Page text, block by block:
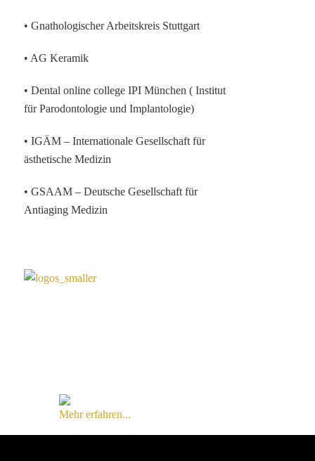
• Gnathologischer Arbeitskreis Stuttgart
• AG Keramik
• Dental online college IPI München ( Institut
für Parodontologie und Implantologie)
• IGÄM – Internationale Gesellschaft für
ästhetische Medizin
• GSAAM – Deutsche Gesellschaft für
Antiaging Medizin
Mehr erfahren...